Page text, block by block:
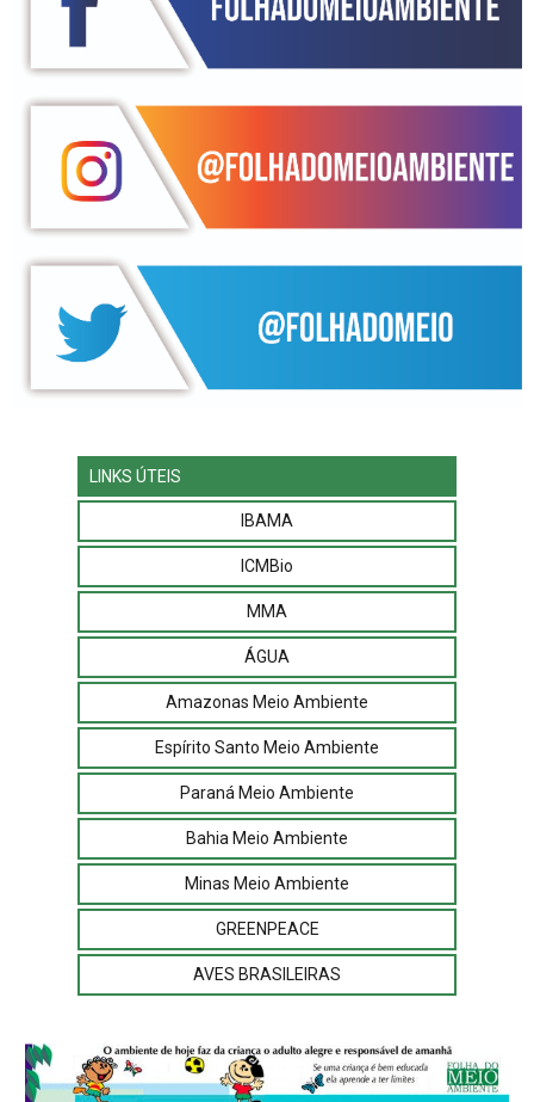
LINKS ÚTEIS
IBAMA
ICMBio
MMA
ÁGUA
Amazonas Meio Ambiente
Espírito Santo Meio Ambiente
Paraná Meio Ambiente
Bahia Meio Ambiente
Minas Meio Ambiente
GREENPEACE
AVES BRASILEIRAS